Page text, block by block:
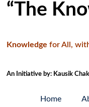
“The
Knowledge for All,
An Initiative by: Kausik
Home